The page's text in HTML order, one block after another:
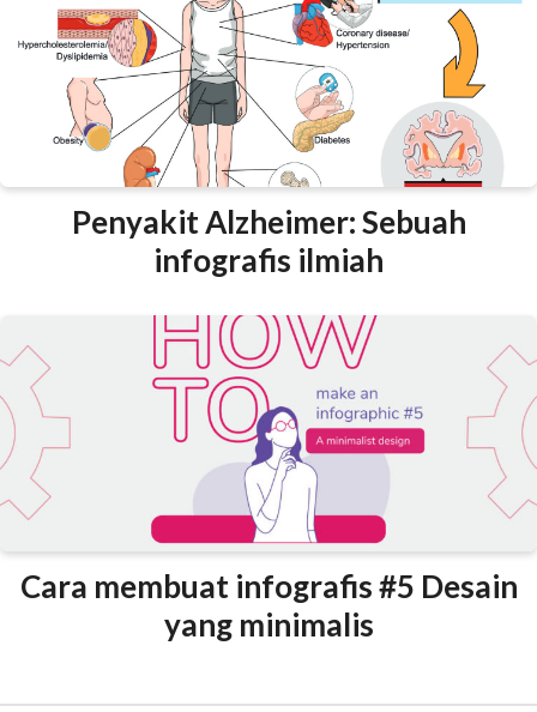
Penyakit Alzheimer: Sebuah
infografis ilmiah
Cara membuat infografis #5 Desain
yang minimalis